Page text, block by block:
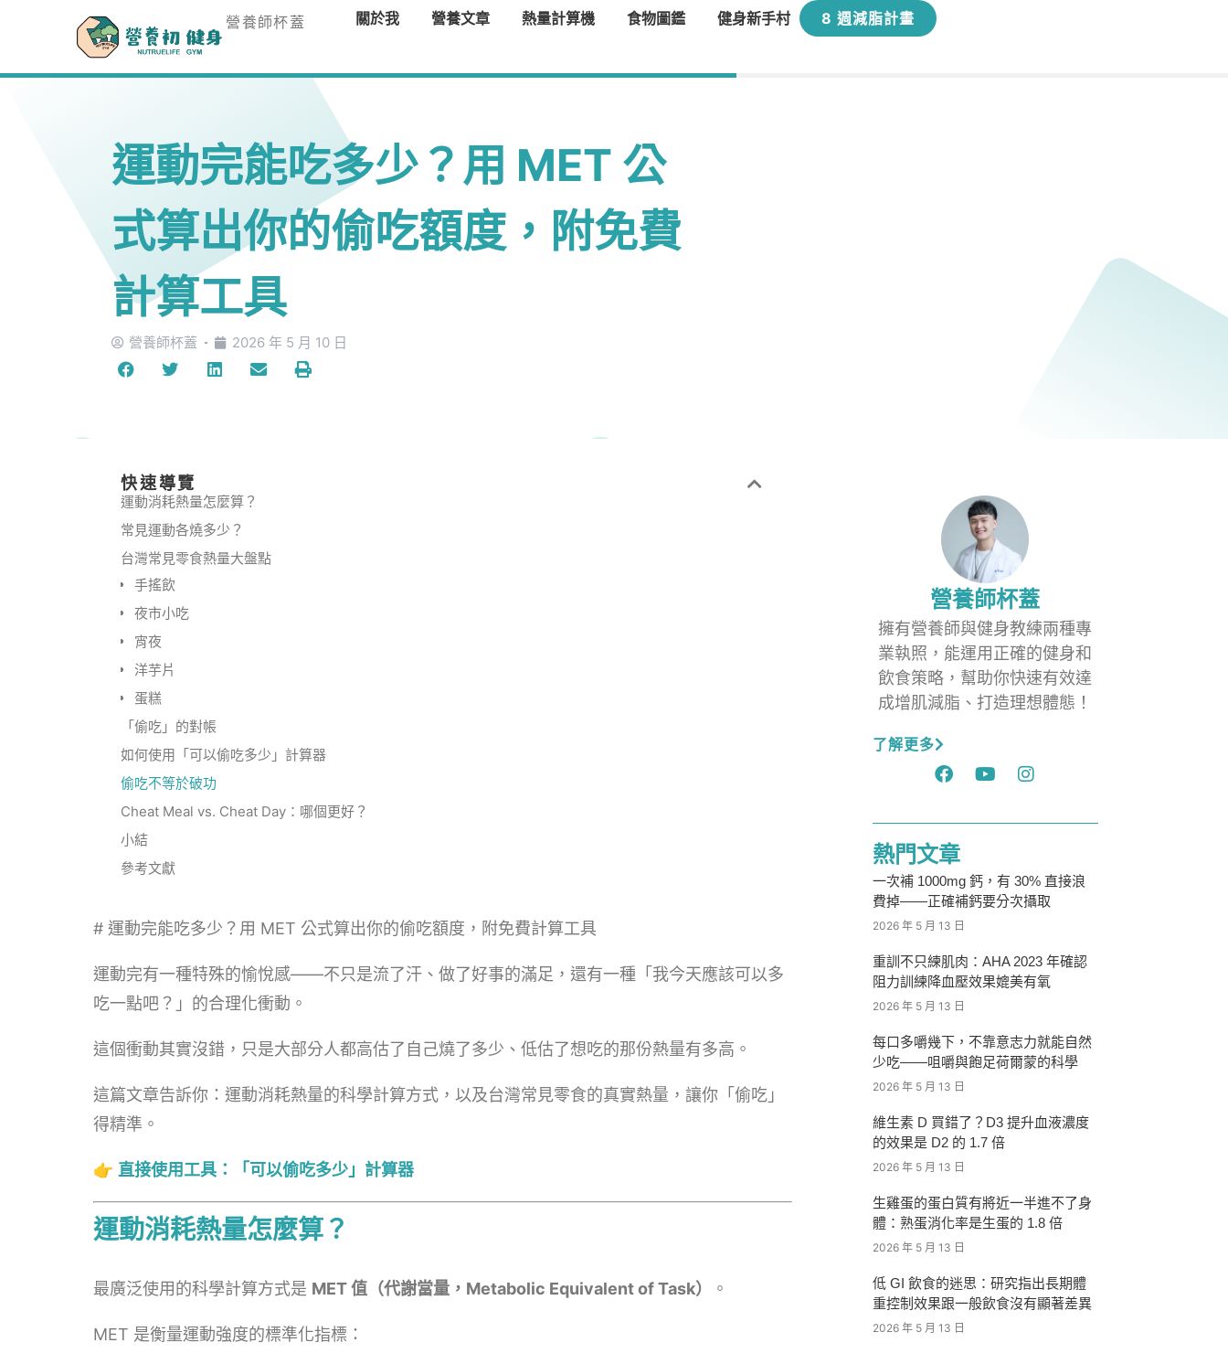
營養師杯蓋 關於我 營養文章 熱量計算機 食物圖鑑 健身新手村 8 週減脂計畫
運動完能吃多少？用 MET 公
式算出你的偷吃額度，附免費
計算工具
營養師杯蓋 2026 年 5 月 10 日
快速導覽
運動消耗熱量怎麼算？
常見運動各燒多少？
台灣常見零食熱量大盤點
手搖飲
夜市小吃
宵夜
洋芋片
蛋糕
「偷吃」的對帳
如何使用「可以偷吃多少」計算器
偷吃不等於破功
Cheat Meal vs. Cheat Day：哪個更好？
小結
參考文獻
# 運動完能吃多少？用 MET 公式算出你的偷吃額度，附免費計算工具
運動完有一種特殊的愉悅感——不只是流了汗、做了好事的滿足，還有一種「我今天應該可以多
吃一點吧？」的合理化衝動。
這個衝動其實沒錯，只是大部分人都高估了自己燒了多少、低估了想吃的那份熱量有多高。
這篇文章告訴你：運動消耗熱量的科學計算方式，以及台灣常見零食的真實熱量，讓你「偷吃」
得精準。
👉 直接使用工具：「可以偷吃多少」計算器
運動消耗熱量怎麼算？
最廣泛使用的科學計算方式是 MET 值（代謝當量，Metabolic Equivalent of Task） 。
MET 是衡量運動強度的標準化指標：
營養師杯蓋
擁有營養師與健身教練兩種專
業執照，能運用正確的健身和
飲食策略，幫助你快速有效達
成增肌減脂、打造理想體態！
了解更多
熱門文章
一次補 1000mg 鈣，有 30% 直接浪
費掉——正確補鈣要分次攝取
2026 年 5 月 13 日
重訓不只練肌肉：AHA 2023 年確認
阻力訓練降血壓效果媲美有氧
2026 年 5 月 13 日
每口多嚼幾下，不靠意志力就能自然
少吃——咀嚼與飽足荷爾蒙的科學
2026 年 5 月 13 日
維生素 D 買錯了？D3 提升血液濃度
的效果是 D2 的 1.7 倍
2026 年 5 月 13 日
生雞蛋的蛋白質有將近一半進不了身
體：熟蛋消化率是生蛋的 1.8 倍
2026 年 5 月 13 日
低 GI 飲食的迷思：研究指出長期體
重控制效果跟一般飲食沒有顯著差異
2026 年 5 月 13 日